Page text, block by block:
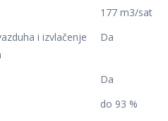
177 m3/sat
i izvlačenje
Da
Da
do 93 %